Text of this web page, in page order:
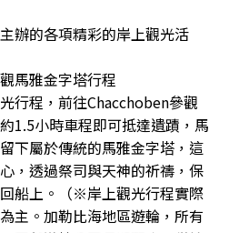
辦的各項精彩的岸上觀光活
馬雅金字塔行程
行程，前往Chacchoben參觀
1.5小時車程即可抵達遺蹟，馬
下屬於傳統的馬雅金字塔，這
，透過祭司與天神的祈禱，保
船上。（※岸上觀光行程實際
主。加勒比海地區遊輪，所有